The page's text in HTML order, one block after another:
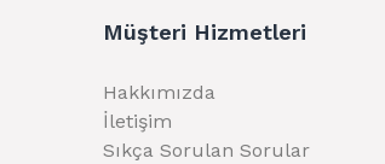
Müşteri Hizmetleri
Hakkımızda
İletişim
Sıkça Sorulan Sorular